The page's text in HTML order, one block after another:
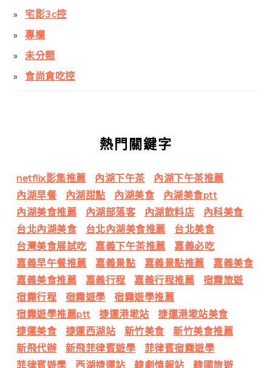
宅影3c控
專欄
未分類
食尚貪吃控
熱門關鍵字
netflix影集推薦 內湖下午茶
內湖下午茶推薦
內湖早餐
內湖甜點 內湖美食
內湖美食ptt
內湖美食推薦
內湖部落客 內湖飲料店
內科美食
台北內湖美食
台北內湖美食推薦
台北美食
台灣美食展試吃
嘉義下午茶推薦
嘉義必吃
嘉義早午餐推薦
嘉義景點 嘉義景點推薦
嘉義美食
嘉義美食推薦
嘉義行程 嘉義行程推薦
宿霧旅遊
宿霧行程
宿霧遊學
宿霧遊學推薦
宿霧遊學推薦ptt
捷運港墘站
捷運港墘站美食
捷運美食
捷運西湖站 新竹美食
新竹美食推薦
新飛代辦
新飛菲律賓遊學
菲律賓宿霧遊學
菲律賓遊學
西湖捷運站 韓劇情報站 韓國旅遊